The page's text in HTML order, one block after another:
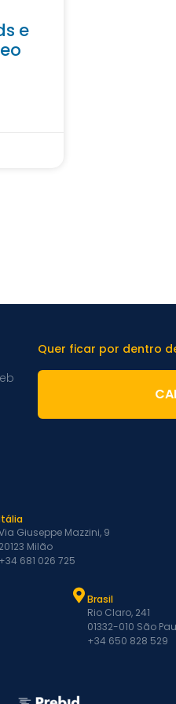
e
Quer ficar por dentro
Giuseppe Mazzini, 9
20123 Milão
+34 681 026 725
Brasil
Rio Claro, 241
01332-010 São
+34 650 828 529